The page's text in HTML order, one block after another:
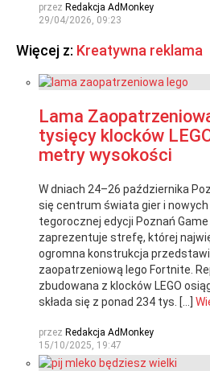
przez Redakcja AdMonkey
29/04/2026, 09:23
Więcej z: Kreatywna reklama
Lama
tysięcy klocków
metry wysokości
W dniach 24–26 października
się centrum świata gier i
tegorocznej edycji Poznań Game
zaprezentuje strefę, której
ogromna konstrukcja
zaopatrzeniową lego Fortnite.
zbudowana z klocków LEGO
składa się z ponad 234 tys. […]
przez Redakcja AdMonkey
15/10/2025, 19:47